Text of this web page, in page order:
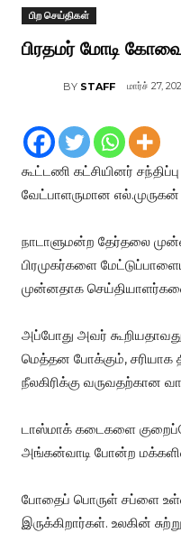
பிற செய்திகள்
பிரதமர் மோடி
BY STAFF மார்ச் 27,
கூட்டணி கட்சியினர்
வேட்பாளருமான
நாடாளுமன்ற தேர்தலை
பிரமுகர்களை
முன்னதாக
அப்போது அவர்
மெத்தன போக்கும், சரியாக
நீலகிரிக்கு வருவதற்கான
டாஸ்மாக் கடைகளை
அங்கன்வாடி போன்ற
போதைப் பொருள் சப்ளை
இருக்கிறார்கள். உலகின்